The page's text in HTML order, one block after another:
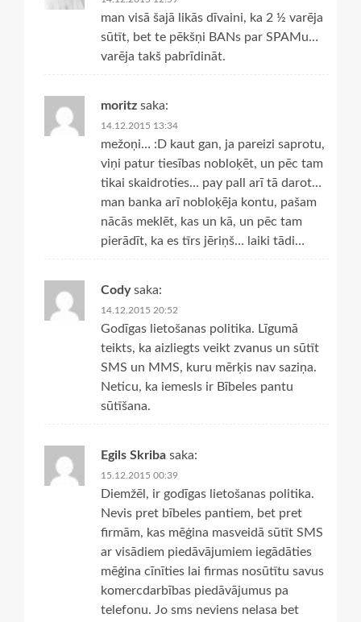
man visā šajā likās dīvaini, ka 2 ½ varēja
sūtīt, bet te pēkšņi BANs par SPAMu…
varēja takš pabrīdināt.
moritz saka:
14.12.2015 13:34
mežoņi… :D kaut gan, ja pareizi saprotu,
viņi patur tiesības nobloķēt, un pēc tam
tikai skaidroties… pay pall arī tā darot…
man banka arī nobloķēja kontu, pašam
nācās meklēt, kas un kā, un pēc tam
pierādīt, ka es tīrs jēriņš… laiki tādi…
Cody saka:
14.12.2015 20:52
Godīgas lietošanas politika. Līgumā
teikts, ka aizliegts veikt zvanus un sūtīt
SMS un MMS, kuru mērķis nav saziņa.
Neticu, ka iemesls ir Bībeles pantu
sūtīšana.
Egils Skriba saka:
15.12.2015 00:39
Diemžēl, ir godīgas lietošanas politika.
Nevis pret bībeles pantiem, bet pret
firmām, kas mēģina masveidā sūtīt SMS
ar visādiem piedāvājumiem iegādāties
mēģina cīnīties lai firmas nosūtītu savus
komercdarbības piedāvājumus pa
telefonu. Jo sms neviens nelasa bet